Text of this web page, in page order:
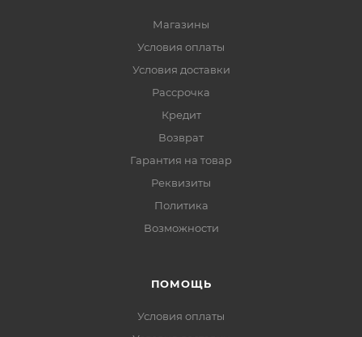
Магазины
Условия оплаты
Условия доставки
Рассрочка
Кредит
Возврат
Гарантия на товар
Реквизиты
Политика
Возможности
ПОМОЩЬ
Условия оплаты